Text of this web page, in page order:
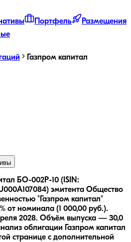
Портфель
Размещения
Газпром капитал
БО-002Р-10 (ISIN:
эмитента Общество
"Газпром капитал"
от номинала (1 000,00 руб.).
2028. Объём выпуска — 30,0
облигации
Газпром капитал
странице с дополнительной